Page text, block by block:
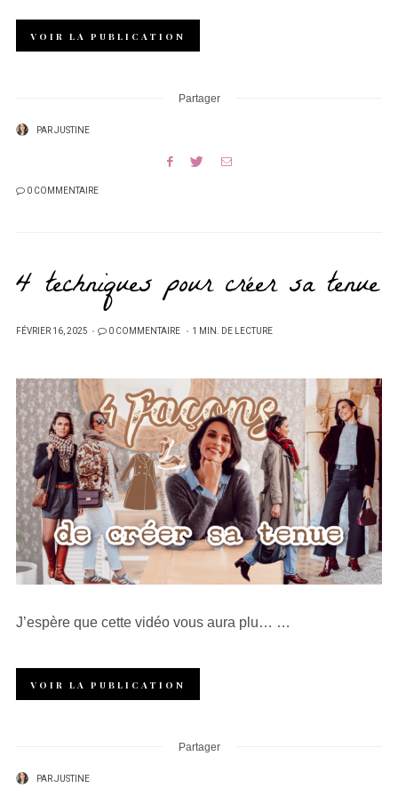
VOIR LA PUBLICATION
Partager
PARJUSTINE
0 COMMENTAIRE
4 techniques pour créer sa tenue
PUBLIÉ
FÉVRIER 16, 2025 0 COMMENTAIRE 1 MIN. DE LECTURE
J’espère que cette vidéo vous aura plu… …
VOIR LA PUBLICATION
Partager
PARJUSTINE